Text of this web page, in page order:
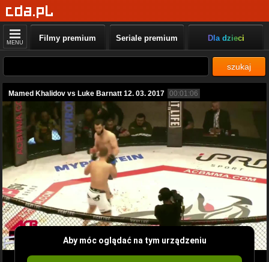
MENU Filmy premium Seriale premium Dla dzieci
szukaj
Mamed Khalidov vs Luke Barnatt 12. 03. 2017 00:01:06
Aby móc oglądać na tym urządzeniu